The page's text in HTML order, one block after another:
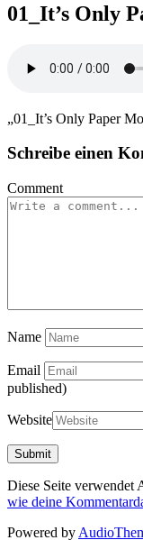
01_It’s Only
„01_It’s Only Paper
Schreibe einen
Comment
Name
Email
published)
Website
Diese Seite verwendet
wie deine
Powered by